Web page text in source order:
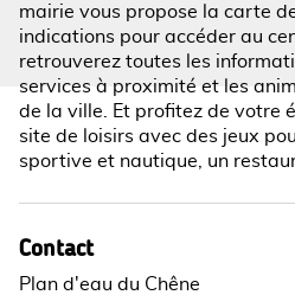
mairie vous propose la carte
indications pour accéder au
retrouverez toutes les
services à proximité et les
de la ville. Et profitez de votre
site de loisirs avec des jeux
sportive et nautique, un
Contact
Plan d'eau du Chêne